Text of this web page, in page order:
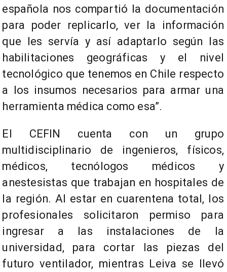
española nos compartió la documentación
para poder replicarlo, ver la información
que les servía y así adaptarlo según las
habilitaciones geográficas y el nivel
tecnológico que tenemos en Chile respecto
a los insumos necesarios para armar una
herramienta médica como esa”.
El CEFIN cuenta con un grupo
multidisciplinario de ingenieros, físicos,
médicos, tecnólogos médicos y
anestesistas que trabajan en hospitales de
la región. Al estar en cuarentena total, los
profesionales solicitaron permiso para
ingresar a las instalaciones de la
universidad, para cortar las piezas del
futuro ventilador, mientras Leiva se llevó